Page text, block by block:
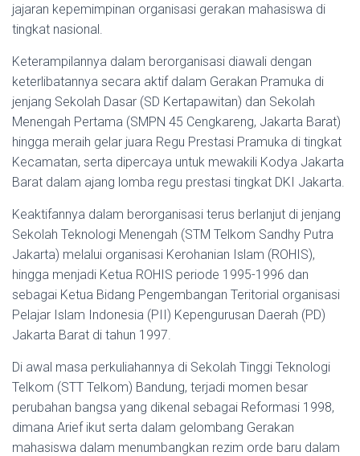
jajaran kepemimpinan organisasi gerakan mahasiswa di
tingkat nasional.
Keterampilannya dalam berorganisasi diawali dengan
keterlibatannya secara aktif dalam Gerakan Pramuka di
jenjang Sekolah Dasar (SD Kertapawitan) dan Sekolah
Menengah Pertama (SMPN 45 Cengkareng, Jakarta Barat)
hingga meraih gelar juara Regu Prestasi Pramuka di tingkat
Kecamatan, serta dipercaya untuk mewakili Kodya Jakarta
Barat dalam ajang lomba regu prestasi tingkat DKI Jakarta.
Keaktifannya dalam berorganisasi terus berlanjut di jenjang
Sekolah Teknologi Menengah (STM Telkom Sandhy Putra
Jakarta) melalui organisasi Kerohanian Islam (ROHIS),
hingga menjadi Ketua ROHIS periode 1995-1996 dan
sebagai Ketua Bidang Pengembangan Teritorial organisasi
Pelajar Islam Indonesia (PII) Kepengurusan Daerah (PD)
Jakarta Barat di tahun 1997.
Di awal masa perkuliahannya di Sekolah Tinggi Teknologi
Telkom (STT Telkom) Bandung, terjadi momen besar
perubahan bangsa yang dikenal sebagai Reformasi 1998,
dimana Arief ikut serta dalam gelombang Gerakan
mahasiswa dalam menumbangkan rezim orde baru dalam